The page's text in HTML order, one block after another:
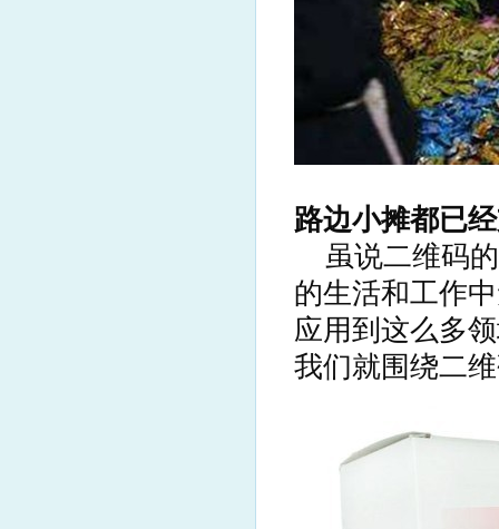
路边小摊都已
虽说二维码的
的生活和工作
应用到这么多
我们就围绕二